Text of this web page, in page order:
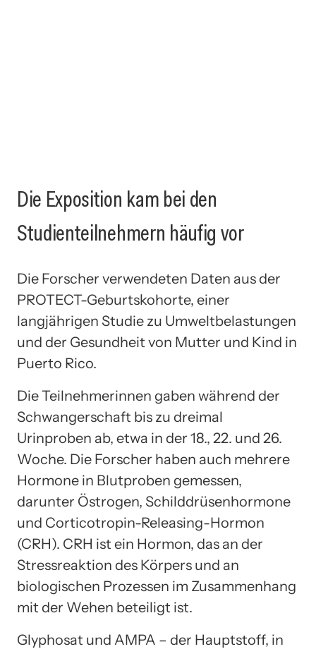
Die Exposition kam bei den
Studienteilnehmern häufig vor
Die Forscher verwendeten Daten aus der
PROTECT-Geburtskohorte, einer
langjährigen Studie zu Umweltbelastungen
und der Gesundheit von Mutter und Kind in
Puerto Rico.
Die Teilnehmerinnen gaben während der
Schwangerschaft bis zu dreimal
Urinproben ab, etwa in der 18., 22. und 26.
Woche. Die Forscher haben auch mehrere
Hormone in Blutproben gemessen,
darunter Östrogen, Schilddrüsenhormone
und Corticotropin-Releasing-Hormon
(CRH). CRH ist ein Hormon, das an der
Stressreaktion des Körpers und an
biologischen Prozessen im Zusammenhang
mit der Wehen beteiligt ist.
Glyphosat und AMPA – der Hauptstoff, in